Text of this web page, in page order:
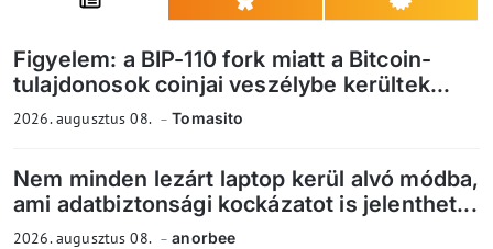
Figyelem: a BIP-110 fork miatt a Bitcoin-
tulajdonosok coinjai veszélybe kerültek...
2026. augusztus 08. Tomasito
Nem minden lezárt laptop kerül alvó módba,
ami adatbiztonsági kockázatot is jelenthet...
2026. augusztus 08. anorbee